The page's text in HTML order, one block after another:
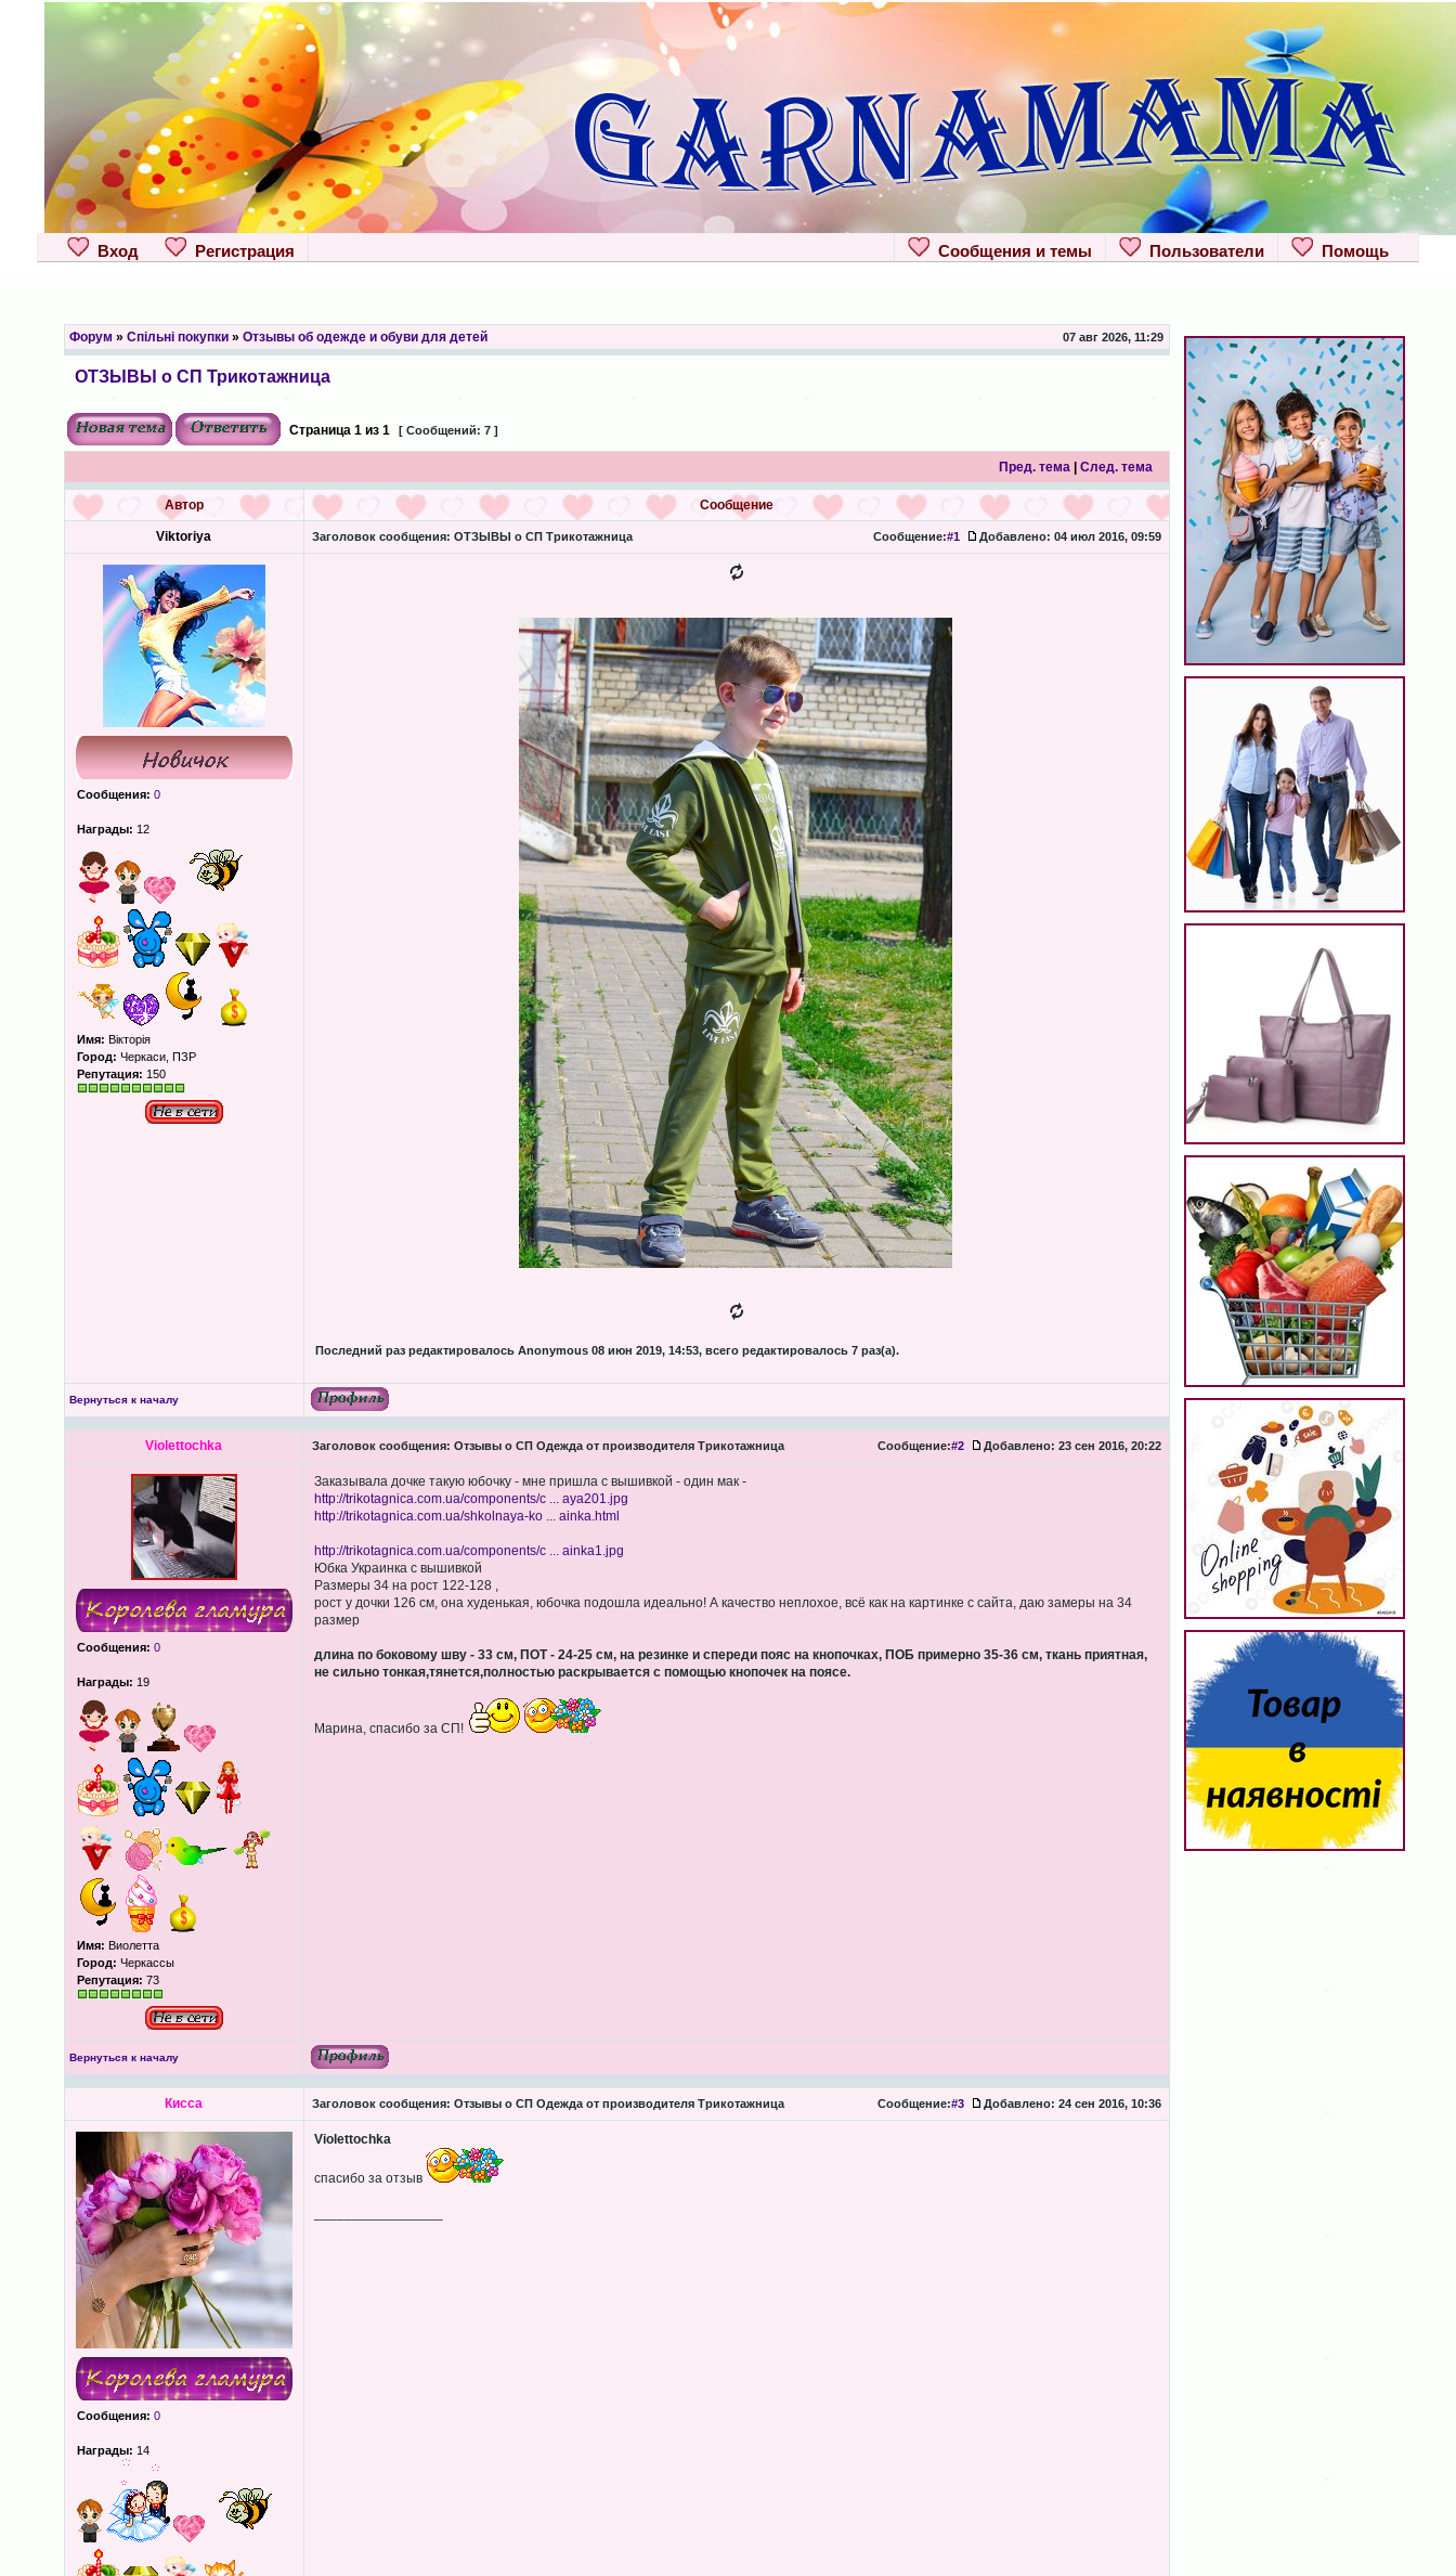
Вход Регистрация Помощь
Пользователи
Сообщения и темы
Форум » Спільні покупки» Отзывы об одежде и обуви для детей 07 авг 2026, 11:29
ОТЗЫВЫ о СП Трикотажница
Страница 1из 1 [ Сообщений: 7 ]
Пред. тема| След. тема
Автор Сообщение
Viktoriya Заголовок сообщения: ОТЗЫВЫ о СП Трикотажница Сообщение:#1 Добавлено: 04 июл 2016, 09:59
Сообщения: 0
Награды: 12
Имя: Вікторія
Город: Черкаси, ПЗР
Репутация: 150
Последний раз редактировалось Anonymous 08 июн 2019, 14:53, всего редактировалось 7 раз(а).
Вернуться к началу
Violettochka Заголовок сообщения: Отзывы о СП Одежда от производителя Трикотажница Сообщение:#2 Добавлено: 23 сен 2016, 20:22
Сообщения: 0
Награды: 19
Имя: Виолетта
Город: Черкассы
Репутация: 73
Заказывала дочке такую юбочку - мне пришла с вышивкой - один мак -
http://trikotagnica.com.ua/components/c ... aya201.jpg
http://trikotagnica.com.ua/shkolnaya-ko ... ainka.html
http://trikotagnica.com.ua/components/c ... ainka1.jpg
Юбка Украинка с вышивкой
Размеры 34 на рост 122-128 ,
рост у дочки 126 см, она худенькая, юбочка подошла идеально! А качество неплохое, всё как на картинке с сайта, даю замеры на 34
размер
длина по боковому шву - 33 см, ПОТ - 24-25 см, на резинке и спереди пояс на кнопочках, ПОБ примерно 35-36 см, ткань приятная,
не сильно тонкая,тянется,полностью раскрывается с помощью кнопочек на поясе.
Марина, спасибо за СП!
Вернуться к началу
Кисса Заголовок сообщения: Отзывы о СП Одежда от производителя Трикотажница Сообщение:#3 Добавлено: 24 сен 2016, 10:36
Сообщения: 0
Награды: 14
Violettochka
спасибо за отзыв